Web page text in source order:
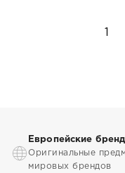
Европейские
Оригинальные
мировых брендов